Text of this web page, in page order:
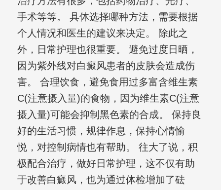
手术等等。 具体选择哪种方法，需要根据
个人情况和医生的建议来决定。 除此之
外，日常护理也很重要。 避免过度日晒，
因为紫外线对白癜风患者的皮肤会造成伤
害。 合理饮食，避免食用过多富含维生素
C(注意摄入量)的食物，因为维生素C(注意
摄入量)可能会抑制黑色素的合成。 保持良
好的生活习惯，规律作息，保持心情愉
悦，对控制病情也有帮助。 往大了说，积
极配合治疗，做好日常护理，这不仅有助
于改善白癜风，也为通过体检增加了砝